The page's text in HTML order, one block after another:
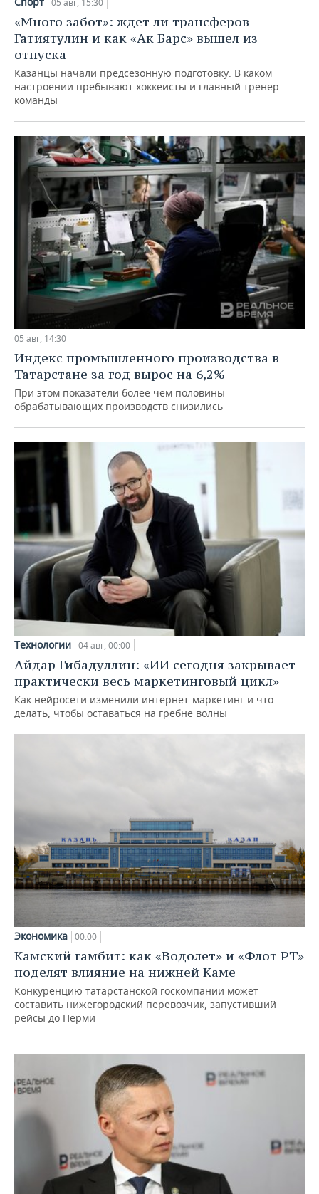
«Много забот»: ждет ли трансферов
Гатиятулин и как «Ак Барс» вышел из
отпуска
Казанцы начали предсезонную подготовку. В каком
настроении пребывают хоккеисты и главный тренер
команды
05 авг, 14:30
Индекс промышленного производства в
Татарстане за год вырос на 6,2%
При этом показатели более чем половины
обрабатывающих производств снизились
Технологии 04 авг, 00:00
Айдар Гибадуллин: «ИИ сегодня закрывает
практически весь маркетинговый цикл»
Как нейросети изменили интернет-маркетинг и что
делать, чтобы оставаться на гребне волны
Экономика 00:00
Камский гамбит: как «Водолет» и «Флот РТ»
поделят влияние на нижней Каме
Конкуренцию татарстанской госкомпании может
составить нижегородский перевозчик, запустивший
рейсы до Перми